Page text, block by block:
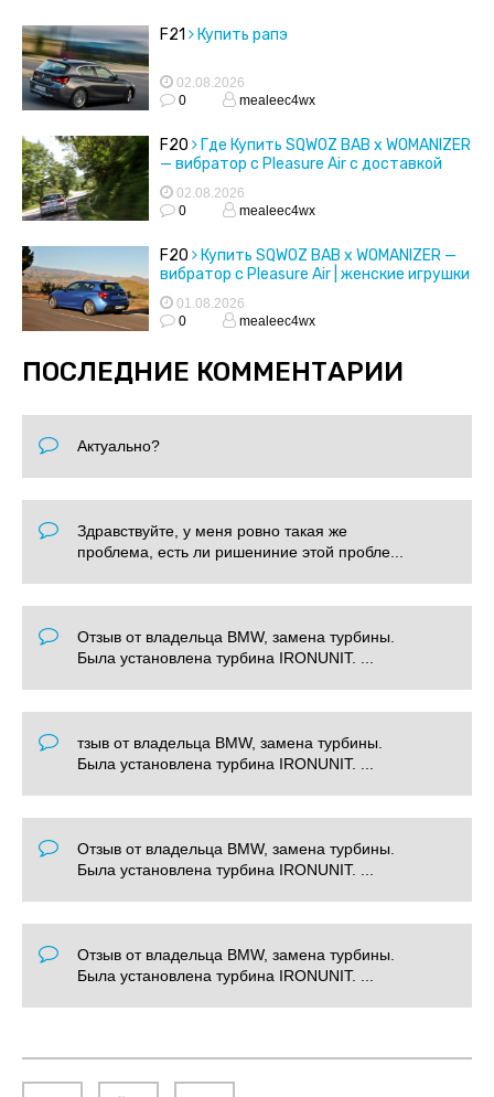
F21 Купить рапэ
02.08.2026
0
mealeec4wx
F20
Где Купить SQWOZ BAB x WOMANIZER
— вибратор с Pleasure Air с доставкой
02.08.2026
0
mealeec4wx
F20
Купить SQWOZ BAB x WOMANIZER —
вибратор с Pleasure Air | женские игрушки
01.08.2026
0
mealeec4wx
ПОСЛЕДНИЕ КОММЕНТАРИИ
Актуально?
Здравствуйте, у меня ровно такая же
проблема, есть ли ришениние этой пробле...
Отзыв от владельца BMW, замена турбины.
Была установлена турбина IRONUNIT. ...
тзыв от владельца BMW, замена турбины.
Была установлена турбина IRONUNIT. ...
Отзыв от владельца BMW, замена турбины.
Была установлена турбина IRONUNIT. ...
Отзыв от владельца BMW, замена турбины.
Была установлена турбина IRONUNIT. ...